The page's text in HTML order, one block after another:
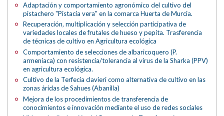
Adaptación y comportamiento agronómico del cultivo del
pistachero "Pistacia vera" en la comarca Huerta de Murcia.
Recuperación, multiplicación y selección participativa de
variedades locales de frutales de hueso y pepita. Trasferencia
de técnicas de cultivo en Agricultura ecológica
Comportamiento de selecciones de albaricoquero (P.
armeniaca) con resistencia/tolerancia al virus de la Sharka (PPV)
en agricultura ecológica.
Cultivo de la Terfecia clavieri como alternativa de cultivo en las
zonas áridas de Sahues (Abanilla)
Mejora de los procedimientos de transferencia de
conocimientos e innovación mediante el uso de redes sociales